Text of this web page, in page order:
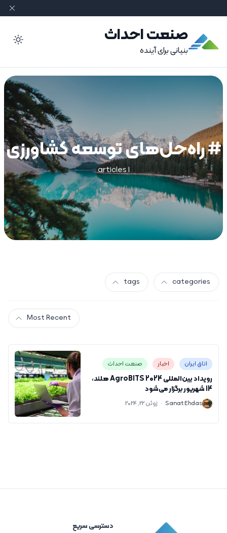
صنعت احداث
بنیانی برای آینده
# راه‌حل‌های توسعه کشاورزی
1 articles
categories
tags
Most Recent
اتاق ایران اخبار صنعت احداث
رویداد بین‌المللی 2024 AgroBITS هلند،
14 شهریور برگزار می‌شود
S
Sanat Ehdas
· ژوئن 22, 2024
دسترسی سریع